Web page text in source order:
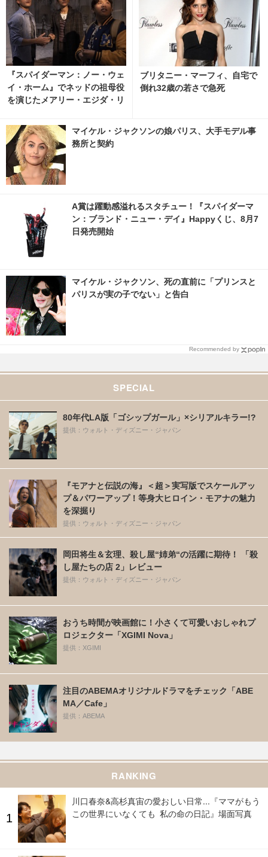
『スパイダーマン：ノー・ウェ
イ・ホーム』でネッドの祖母役
を演じたメアリー・エジダ・リ
コブ・バタロンが追悼 6枚目の
写真・画像 | cinemacafe.net
ブリタニー・マーフィ、自宅で
倒れ32歳の若さで急死
マイケル・ジャクソンの娘パリス、大手モデル事
務所と契約
A賞は躍動感溢れるスタチュー！『スパイダーマ
ン：ブランド・ニュー・デイ』Happyくじ、8月7
日発売開始
マイケル・ジャクソン、死の直前に「プリンスと
パリスが実の子でない」と告白
Recommended by
SPECIAL
80年代LA版「ゴシップガール」×シリアルキラー!?
提供：ウォルト・ディズニー・ジャパン
『モアナと伝説の海』＜超＞実写版でスケールアッ
プ＆パワーアップ！等身大ヒロイン・モアナの魅力
を深掘り
提供：ウォルト・ディズニー・ジャパン
岡田将生＆玄理、殺し屋“姉弟“の活躍に期待！ 「殺
し屋たちの店 2」レビュー
提供：ウォルト・ディズニー・ジャパン
おうち時間が映画館に！小さくて可愛いおしゃれプ
ロジェクター「XGIMI Nova」
提供：XGIMI
注目のABEMAオリジナルドラマをチェック「ABE
MA／Cafe」
提供：ABEMA
RANKING
川口春奈&高杉真宙の愛おしい日常...『ママがもう
この世界にいなくても 私の命の日記』場面写真